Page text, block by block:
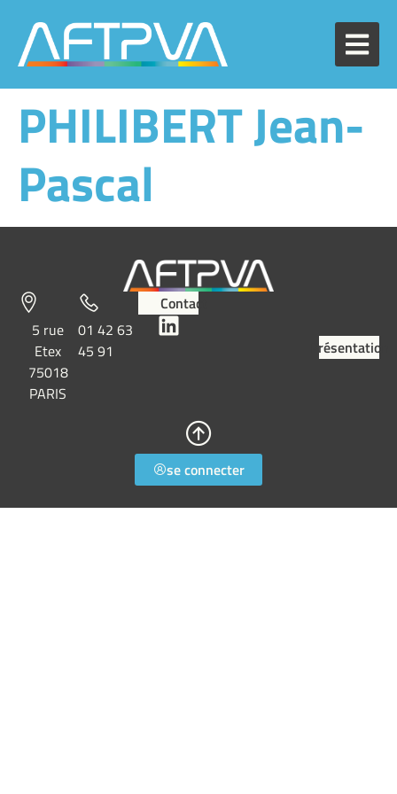
PHILIBERT Jean-
Pascal
5 rue
Etex
75018
PARIS
01 42 63
45 91
Contact
Présentation
se connecter